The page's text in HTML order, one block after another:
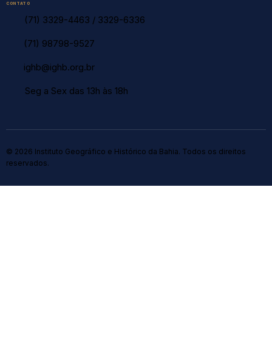
CONTATO
(71) 3329-4463 / 3329-6336
(71) 98798-9527
ighb@ighb.org.br
Seg a Sex das 13h às 18h
© 2026 Instituto Geográfico e Histórico da Bahia. Todos os direitos
reservados.